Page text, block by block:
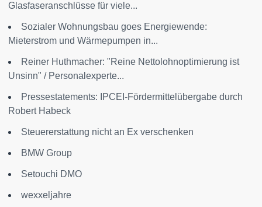
Glasfaseranschlüsse für viele...
Sozialer Wohnungsbau goes Energiewende:
Mieterstrom und Wärmepumpen in...
Reiner Huthmacher: "Reine Nettolohnoptimierung ist
Unsinn" / Personalexperte...
Pressestatements: IPCEI-Fördermittelübergabe durch
Robert Habeck
Steuererstattung nicht an Ex verschenken
BMW Group
Setouchi DMO
wexxeljahre